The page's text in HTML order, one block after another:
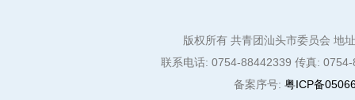
版权所有 共青团汕头市委员会 地
联系电话: 0754-88442339 传真:
备案序号: 粤ICP备